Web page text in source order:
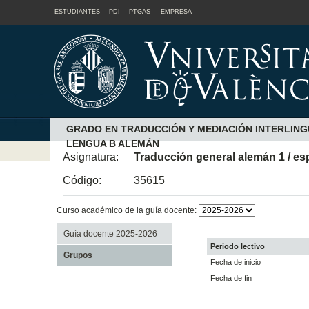
ESTUDIANTES PDI PTGAS EMPRESA
GRADO EN TRADUCCIÓN Y MEDIACIÓN
LENGUA B ALEMÁN
Asignatura:
Traducción general alemán 1 /
Código:
35615
Curso académico de la guía docente:
Guía docente 2025-2026
Grupos
Periodo lectivo
Fecha de inicio
Fecha de fin